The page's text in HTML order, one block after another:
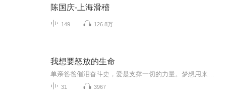
陈国庆-上海滑稽
149 126.8万
我想要怒放的生命
31 3967